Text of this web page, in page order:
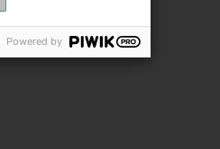
Powered by